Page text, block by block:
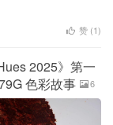
赞 (1)
2025》第一
色彩故事
6